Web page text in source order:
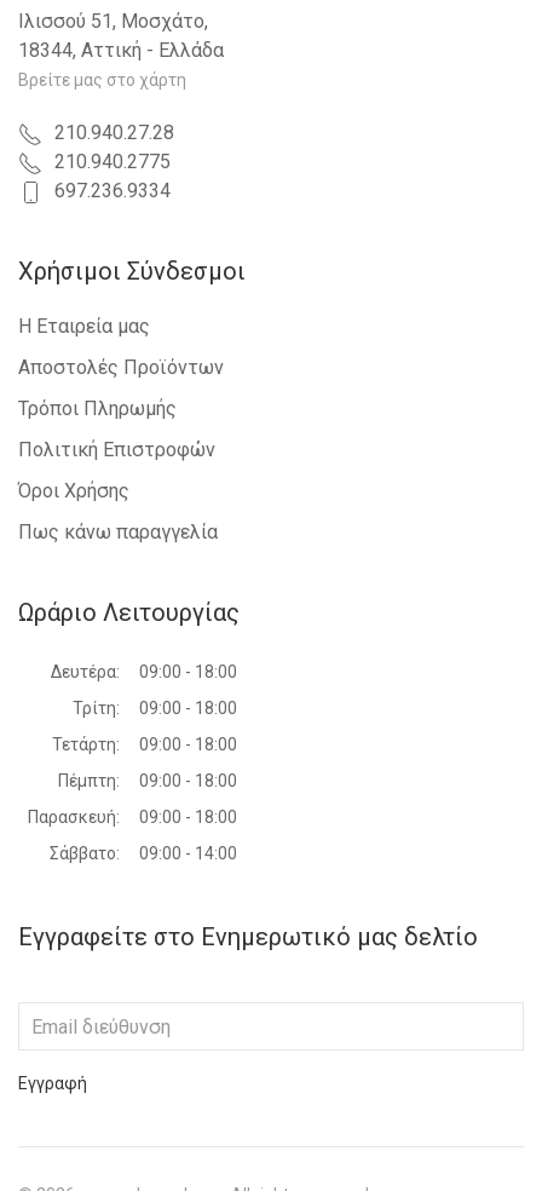
Ιλισσού 51, Μοσχάτο,
18344, Αττική - Ελλάδα
Βρείτε μας στο χάρτη
210.940.27.28
210.940.2775
697.236.9334
Χρήσιμοι Σύνδεσμοι
Η Εταιρεία μας
Αποστολές Προϊόντων
Τρόποι Πληρωμής
Πολιτική Επιστροφών
Όροι Χρήσης
Πως κάνω παραγγελία
Ωράριο Λειτουργίας
Δευτέρα:
09:00 - 18:00
Τρίτη:
09:00 - 18:00
Τετάρτη:
09:00 - 18:00
Πέμπτη:
09:00 - 18:00
Παρασκευή:
09:00 - 18:00
Σάββατο:
09:00 - 14:00
Εγγραφείτε στο Ενημερωτικό μας δελτίο
Εγγραφή